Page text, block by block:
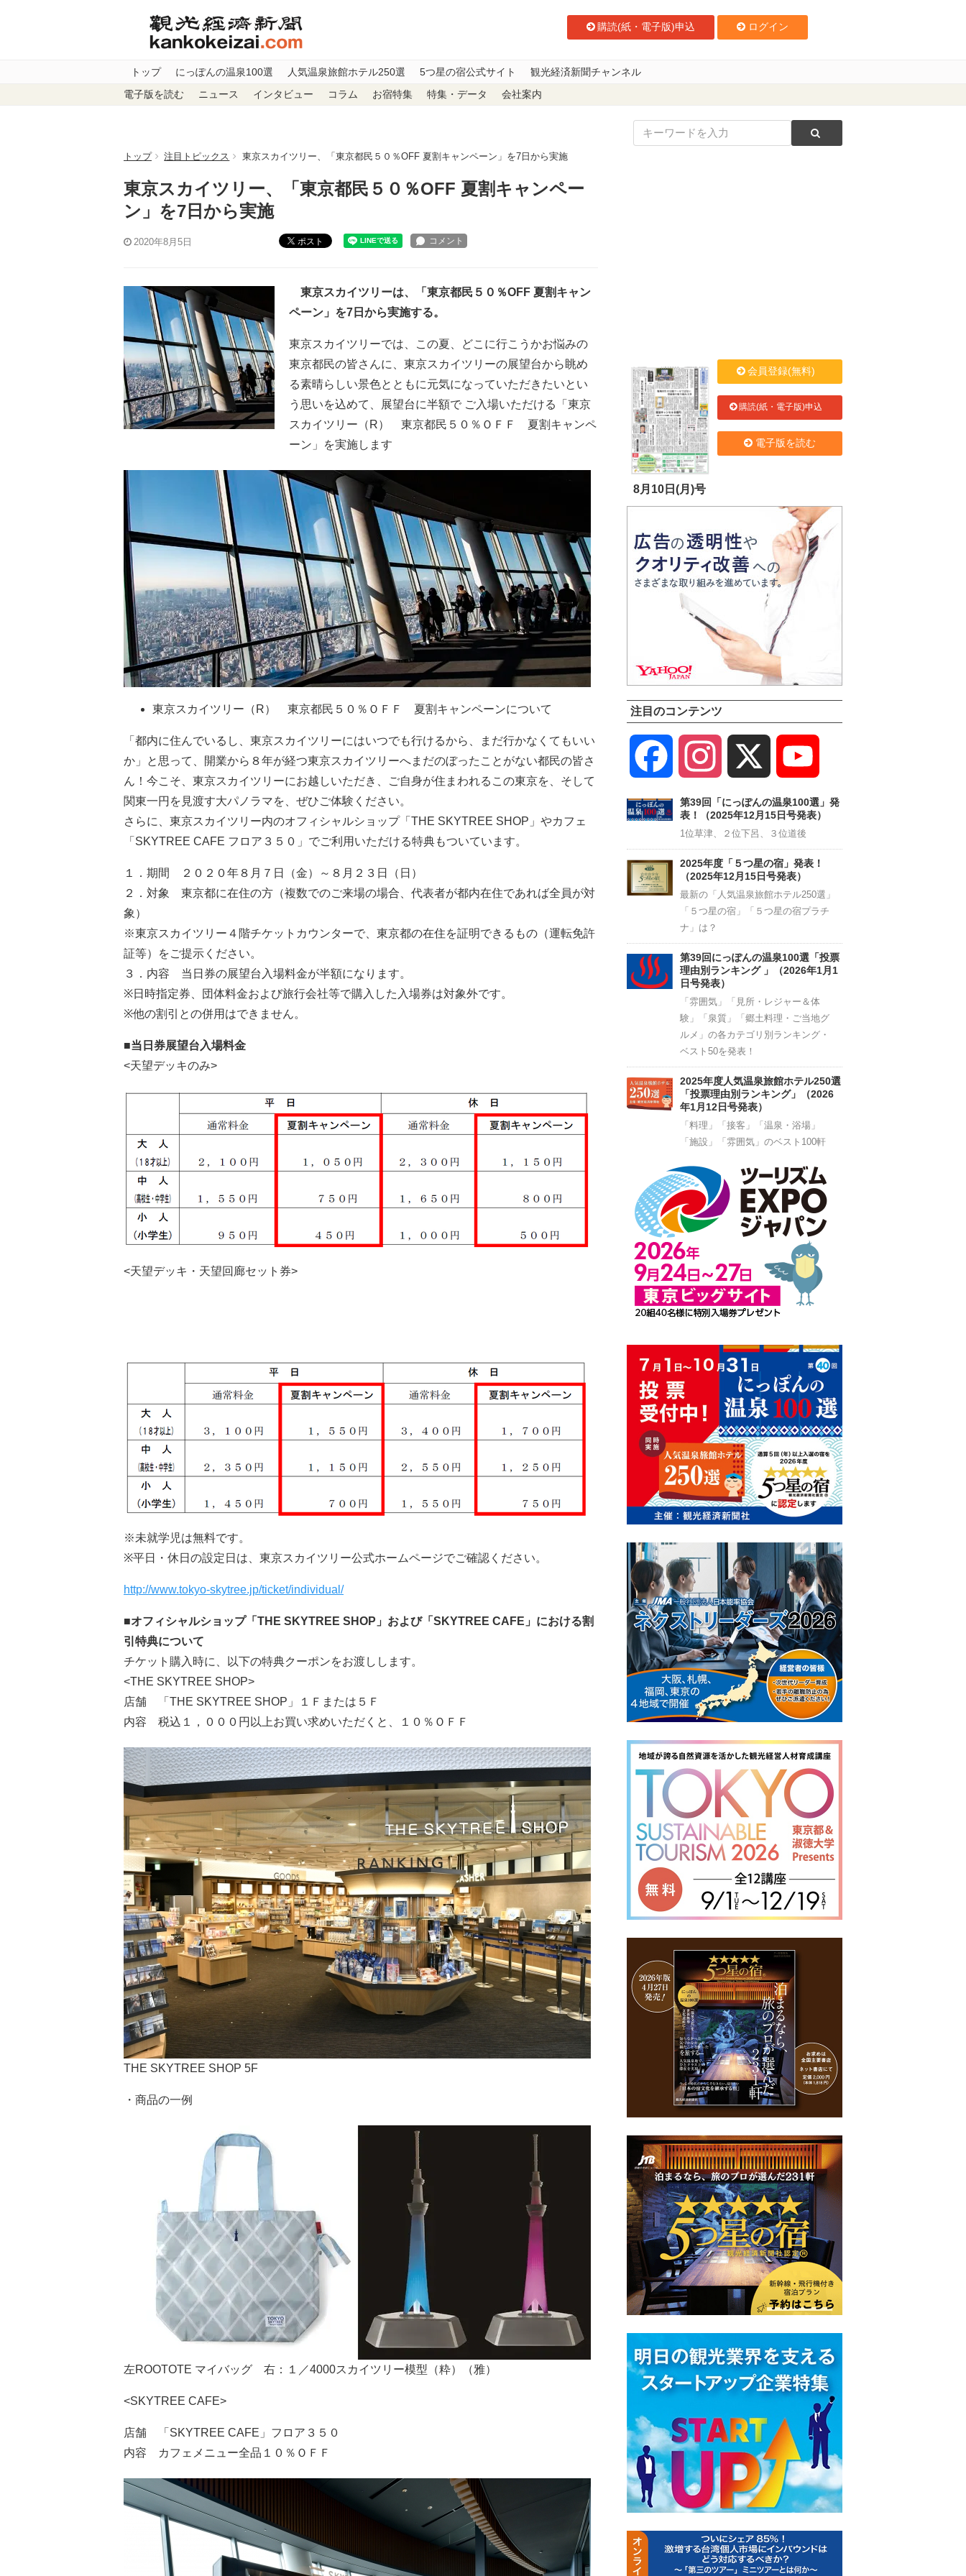
購読(紙・電子版)申込 ログイン
トップ にっぽんの温泉100選 人気温泉旅館ホテル250選 5つ星の宿公式サイト 観光経済新聞チャンネル
電子版を読む ニュース インタビュー コラム お宿特集 特集・データ 会社案内
トップ 注目トピックス 東京スカイツリー、「東京都民５０％OFF 夏割キャンペーン」を7日から実施
東京スカイツリー、「東京都民５０％OFF 夏割キャンペー
ン」を7日から実施
2020年8月5日 ポスト
東京スカイツリーは、「東京都民５０％OFF 夏割キャン
ペーン」を7日から実施する。
東京スカイツリーでは、この夏、どこに行こうかお悩みの
東京都民の皆さんに、東京スカイツリーの展望台から眺め
る素晴らしい景色とともに元気になっていただきたいとい
う思いを込めて、展望台に半額で ご入場いただける「東京
スカイツリー（R） 東京都民５０％ＯＦＦ 夏割キャンペ
ーン」を実施します
東京スカイツリー（R） 東京都民５０％ＯＦＦ 夏割キャンペーンについて
「都内に住んでいるし、東京スカイツリーにはいつでも行けるから、まだ行かなくてもいい
か」と思って、開業から８年が経つ東京スカイツリーへまだのぼったことがない都民の皆さ
ん！今こそ、東京スカイツリーにお越しいただき、ご自身が住まわれるこの東京を、そして
関東一円を見渡す大パノラマを、ぜひご体験ください。
さらに、東京スカイツリー内のオフィシャルショップ「THE SKYTREE SHOP」やカフェ
「SKYTREE CAFE フロア３５０」でご利用いただける特典もついています。
１．期間 ２０２０年８月７日（金）～８月２３日（日）
２．対象 東京都に在住の方（複数でのご来場の場合、代表者が都内在住であれば全員が対
象）
※東京スカイツリー４階チケットカウンターで、東京都の在住を証明できるもの（運転免許
証等）をご提示ください。
３．内容 当日券の展望台入場料金が半額になります。
※日時指定券、団体料金および旅行会社等で購入した入場券は対象外です。
※他の割引との併用はできません。
■当日券展望台入場料金
<天望デッキのみ>
<天望デッキ・天望回廊セット券>
※未就学児は無料です。
※平日・休日の設定日は、東京スカイツリー公式ホームページでご確認ください。
http://www.tokyo-skytree.jp/ticket/individual/
■オフィシャルショップ「THE SKYTREE SHOP」および「SKYTREE CAFE」における割
引特典について
チケット購入時に、以下の特典クーポンをお渡しします。
<THE SKYTREE SHOP>
店舗 「THE SKYTREE SHOP」１Ｆまたは５Ｆ
内容 税込１，０００円以上お買い求めいただくと、１０％ＯＦＦ
THE SKYTREE SHOP 5F
・商品の一例
左ROOTOTE マイバッグ 右：１／4000スカイツリー模型（粋）（雅）
<SKYTREE CAFE>
店舗 「SKYTREE CAFE」フロア３５０
内容 カフェメニュー全品１０％ＯＦＦ
8月10日(月)号
会員登録(無料)
購読(紙・電子版)申込
電子版を読む
注目のコンテンツ
Facebook Instagram
Channel
第39回「にっぽんの温泉100選」発
表！（2025年12月15日号発表）
1位草津、２位下呂、３位道後
2025年度「５つ星の宿」発表！
（2025年12月15日号発表）
最新の「人気温泉旅館ホテル250選」
「５つ星の宿」「５つ星の宿プラチ
ナ」は？
第39回にっぽんの温泉100選「投票
理由別ランキング 」（2026年1月1
日号発表）
「雰囲気」「見所・レジャー＆体
験」「泉質」「郷土料理・ご当地グ
ルメ」の各カテゴリ別ランキング・
ベスト50を発表！
2025年度人気温泉旅館ホテル250選
「投票理由別ランキング」（2026
年1月12日号発表）
「料理」「接客」「温泉・浴場」
「施設」「雰囲気」のベスト100軒